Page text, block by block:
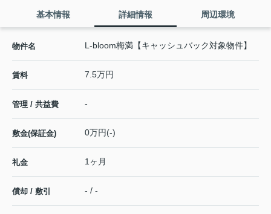
基本情報 詳細情報 周辺環境
物件名 L-bloom梅満【キャッシュバック対象物件】
賃料 7.5万円
管理 / 共益費 -
敷金(保証金) 0万円(-)
礼金 1ヶ月
償却 / 敷引 - / -